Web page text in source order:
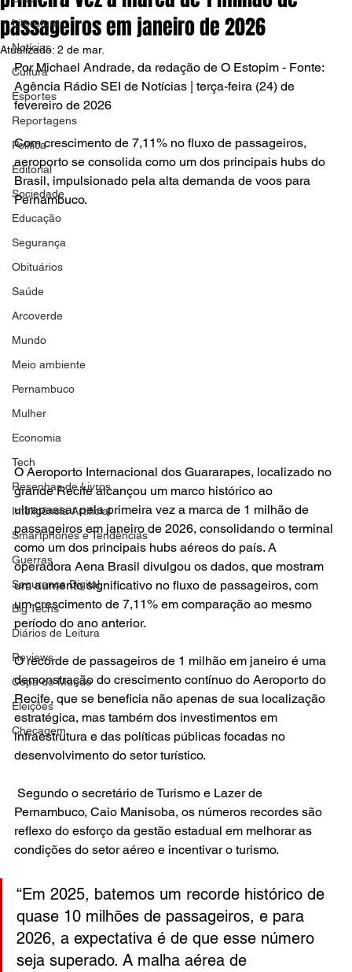
Literatura
Notícias
Cultura
Esportes
Reportagens
Política
Editorial
Sociedade
Educação
Segurança
Obituários
Saúde
Arcoverde
Mundo
Meio ambiente
Pernambuco
Mulher
Economia
Tech
Resenhas de Livros
Inteligência Artificial
Smartphones e Tendências
Guerras
Segurança Digital
Big Techs
Diários de Leitura
Reviews
Copa do Mundo
Eleições
Checagem
passageiros em janeiro de 2026
Atualizado: 2 de mar.
Por Michael Andrade, da redação de O Estopim - Fonte:
Agência Rádio SEI de Notícias | terça-feira (24) de
fevereiro de 2026
Com crescimento de 7,11% no fluxo de passageiros,
aeroporto se consolida como um dos principais hubs do
Brasil, impulsionado pela alta demanda de voos para
Pernambuco.
O Aeroporto Internacional dos Guararapes, localizado no
grande Recife alcançou um marco histórico ao
ultrapassar pela primeira vez a marca de 1 milhão de
passageiros em janeiro de 2026, consolidando o terminal
como um dos principais hubs aéreos do país. A
operadora Aena Brasil divulgou os dados, que mostram
um aumento significativo no fluxo de passageiros, com
um crescimento de 7,11% em comparação ao mesmo
período do ano anterior.
O recorde de passageiros de 1 milhão em janeiro é uma
demonstração do crescimento contínuo do Aeroporto do
Recife, que se beneficia não apenas de sua localização
estratégica, mas também dos investimentos em
infraestrutura e das políticas públicas focadas no
desenvolvimento do setor turístico.
Pernambuco, Caio Manisoba, os números recordes são
reflexo do esforço da gestão estadual em melhorar as
condições do setor aéreo e incentivar o turismo.
“Em 2025, batemos um recorde histórico de
quase 10 milhões de passageiros, e para
2026, a expectativa é de que esse número
seja superado. A malha aérea de